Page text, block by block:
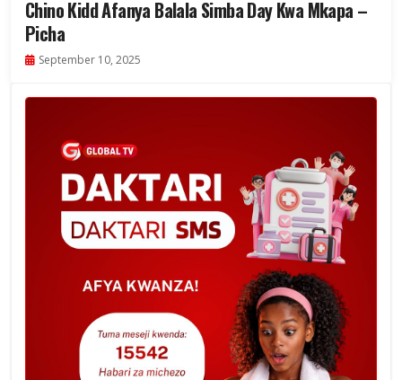
Chino Kidd Afanya Balala Simba Day Kwa Mkapa –
Picha
September 10, 2025